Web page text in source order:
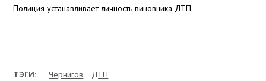
Полиция устанавливает личность виновника ДТП.
ТЭГИ: Чернигов ДТП